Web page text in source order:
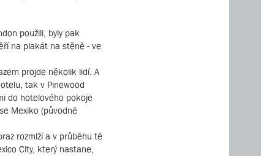
použili, byly pak
na plakát na stěně - ve
projde několik lidí. A
tak v Pinewood
do hotelového pokoje
Mexiko (původně
rozmlží a v průběhu té
City, který nastane,